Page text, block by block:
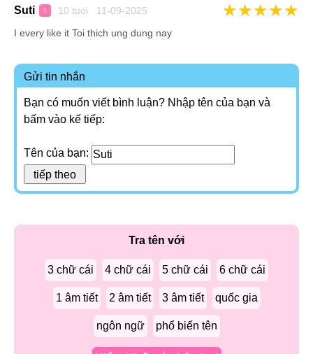
Suti ♀ 10 tuoi 11-09-2025 ★★★★★
I every like it Toi thich ung dung nay
Gửi tin nhắn
Bạn có muốn viết bình luận? Nhập tên của bạn và
bấm vào kế tiếp:
Tên của bạn:
Tra tên với
3 chữ cái 4 chữ cái 5 chữ cái 6 chữ cái
1 âm tiết 2 âm tiết 3 âm tiết quốc gia
ngôn ngữ phổ biến tên